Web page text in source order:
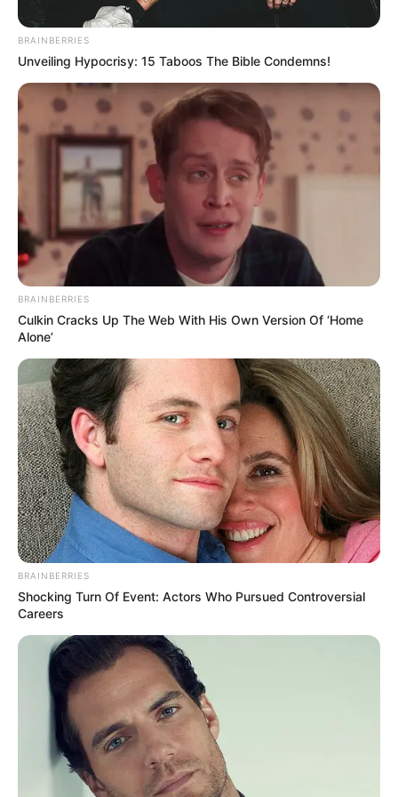
“Usos y Beneficios
de la Manzanilla
Seca: 20 Razones
para Incorporarla
en tu Vida”
20 March, 2025 by admin
BRAINBERRIES
Unveiling Hypocrisy: 15 Taboos The Bible Condemns!
BRAINBERRIES
Culkin Cracks Up The Web With His Own Version Of ‘Home
Alone’
BRAINBERRIES
Shocking Turn Of Event: Actors Who Pursued Controversial
Careers